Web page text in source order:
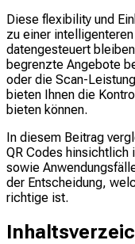
Diese flexibility und
zu einer
datengesteuert
begrenzte Angebote
oder die Scan-
bieten Ihnen die
bieten können.
In diesem Beitrag
QR Codes hinsichtlich
sowie
der Entscheidung,
richtige ist.